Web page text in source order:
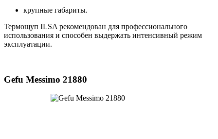
крупные габариты.
Термощуп ILSA рекомендован для профессионального
использования и способен выдержать интенсивный режим
эксплуатации.
Gefu Messimo 21880